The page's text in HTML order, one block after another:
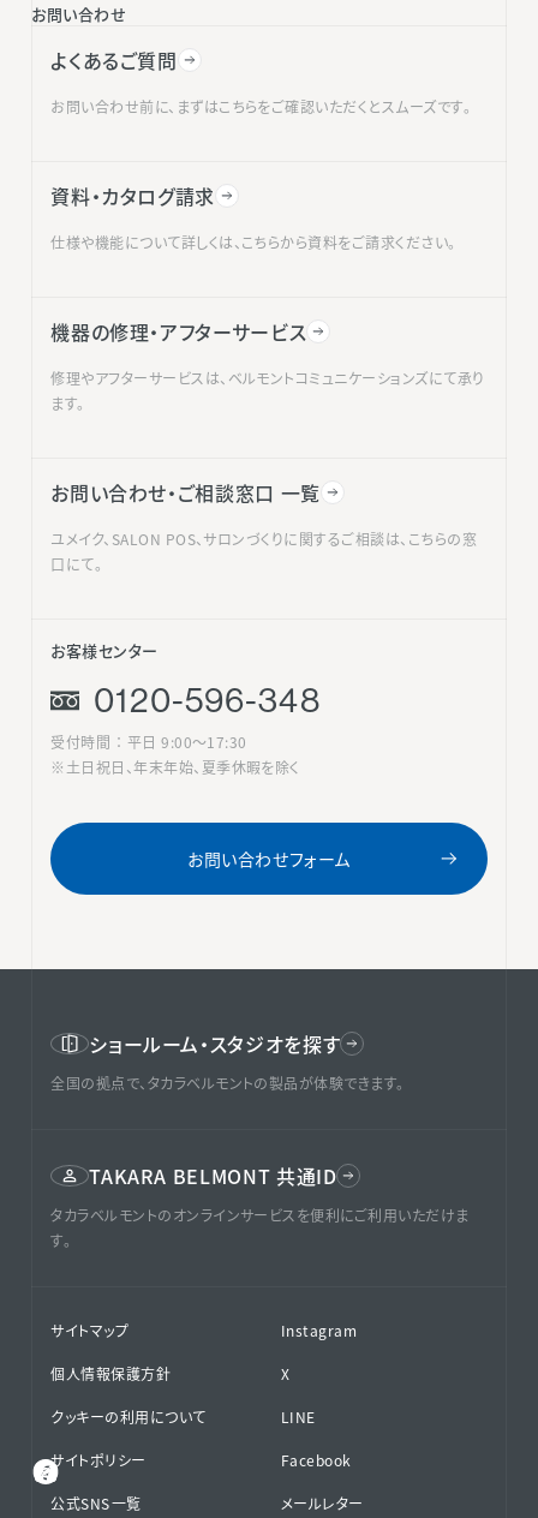
お問い合わせ
よくあるご質問
お問い合わせ前に、まずはこちらをご確認いただくとスムーズです。
資料・カタログ請求
仕様や機能について詳しくは、こちらから資料をご請求ください。
機器の修理・アフターサービス
修理やアフターサービスは、ベルモントコミュニケーションズにて承り
ます。
お問い合わせ・ご相談窓口 一覧
ユメイク、SALON POS、サロンづくりに関するご相談は、こちらの窓
口にて。
お客様センター
0120-596-348
受付時間 ： 平日 9:00〜17:30
※土日祝日、年末年始、夏季休暇を除く
お問い合わせフォーム
ショールーム・スタジオを探す
全国の拠点で、タカラベルモントの製品が体験できます。
TAKARA BELMONT 共通ID
タカラベルモントのオンラインサービスを便利にご利用いただけま
す。
サイトマップ
個人情報保護方針
クッキーの利用について
サイトポリシー
公式SNS⁨⁩一覧
Instagram
X
LINE
Facebook
メールレター